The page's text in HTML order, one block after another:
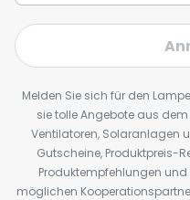
Melden Sie sich für den
sie tolle Angebote aus
Ventilatoren, Solaranlagen
Gutscheine, Produktpreis-
Produktempfehlungen
möglichen